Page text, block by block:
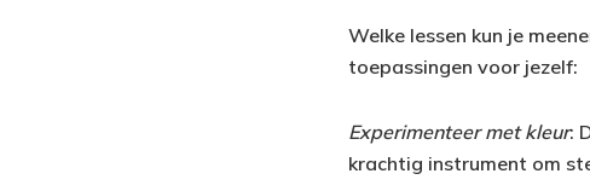
Welke lessen kun je
toepassingen voor jezelf:
Experimenteer met kleur:
krachtig instrument om